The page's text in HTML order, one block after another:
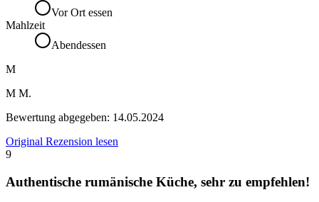
Vor Ort essen
Mahlzeit
Abendessen
M
M M.
Bewertung abgegeben: 14.05.2024
Original Rezension lesen
9
Authentische rumänische Küche, sehr zu empfehlen!